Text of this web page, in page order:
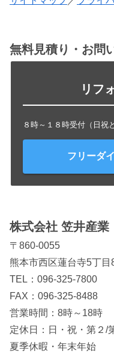
無料見積り・お問
リフ
８時～１８時受付（日祝
フリーダ
株式会社 笠井産業
〒860-0055
熊本市西区蓮台寺5丁目
TEL： 096-325-7800
FAX：096-325-8488
営業時間：8時～18時
定休日：日・祝・第２/
夏季休暇・年末年始